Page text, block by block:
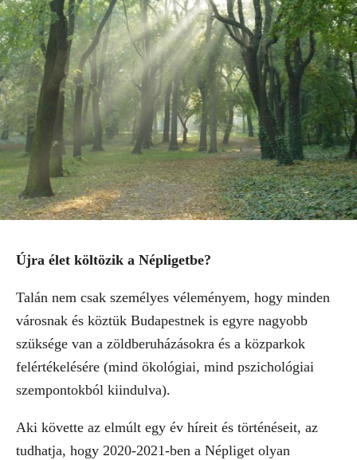
Újra élet költözik a Népligetbe?
Talán nem csak személyes véleményem, hogy minden
városnak és köztük Budapestnek is egyre nagyobb
szüksége van a zöldberuházásokra és a közparkok
felértékelésére (mind ökológiai, mind pszichológiai
szempontokból kiindulva).
Aki követte az elmúlt egy év híreit és történéseit, az
tudhatja, hogy 2020-2021-ben a Népliget olyan